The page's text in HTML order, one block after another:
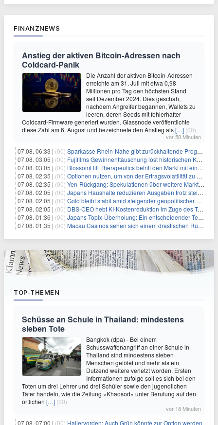
FINANZNEWS
Anstieg der aktiven Bitcoin-Adressen nach
Coldcard-Panik
Die Anzahl der aktiven Bitcoin-Adressen
erreichte am 31. Juli mit etwa 0,98
Millionen pro Tag den höchsten Stand
seit Dezember 2024. Dies geschah,
nachdem Angreifer begannen, Wallets zu
leeren, deren Seeds mit fehlerhafter
Coldcard-Firmware generiert wurden. Glassnode veröffentlichte
diese Zahl am 6. August und bezeichnete den Anstieg als[…] (00)
vor 58 Minuten
07.08. 06:33 | (00) Sparkasse Rhein-Nahe gibt zurückhaltende Prognose
07.08. 03:05 | (00) Fujifilms Gewinnenttäuschung löst historischen Kursrückgang aus
07.08. 03:05 | (00) BlossomHill Therapeutics betritt den Markt mit einem IPO-Boost von 150 Millionen Dollar
07.08. 02:35 | (00) Optionen nutzen, um von der Ertragsvolatilität zu profitieren
07.08. 02:35 | (00) Yen-Rückgang: Spekulationen über weitere Marktinterventionen nehmen zu
07.08. 02:05 | (00) Japans Haushalte reduzieren Ausgaben trotz steigender Löhne: Ein Warnsignal für das Wachstum
07.08. 02:05 | (00) Gold bleibt stabil amid steigender geopolitischer Spannungen im Persischen Golf
07.08. 02:05 | (00) DBS-CEO hebt KI-Kostenreduktion im Zuge des Token-Paradoxons hervor
07.08. 01:36 | (00) Japans Topix-Überholung: Ein entscheidender Test für Small Caps
07.08. 01:35 | (00) Macau Casinos sehen sich einem drastischen Rückgang der Einnahmen angesichts der anhaltenden China-Razzia gegenüber
TOP-THEMEN
Schüsse an Schule in Thailand: mindestens
sieben Tote
Bangkok (dpa) - Bei einem
Schusswaffenangriff an einer Schule in
Thailand sind mindestens sieben
Menschen getötet und mehr als ein
Dutzend weitere verletzt worden. Ersten
Informationen zufolge soll es sich bei den
Toten um drei Lehrer und drei Schüler sowie den jugendlichen
Täter handeln, wie die Zeitung «Khaosod» unter Berufung auf den
örtlichen […] (00)
vor 18 Minuten
07.08. 07:00 | (00) Hallervorden: Auch Grün könnte zur Option werden